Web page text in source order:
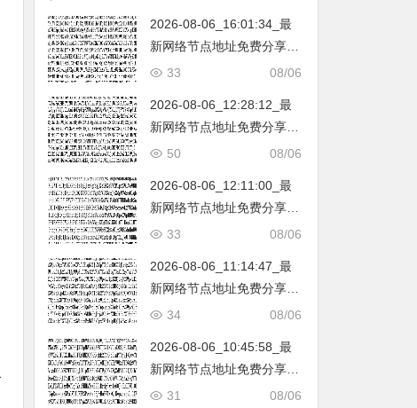
韩国|新加坡|台湾|马来西亚|
…
2026-08-06_16:01:34_最
新网络节点地址免费分享…
不定期更新…开放免费分享
韩国|新加坡|台湾|马来西亚|
…
08/06
33
2026-08-06_12:28:12_最
新网络节点地址免费分享…
不定期更新…开放免费分享
韩国|新加坡|台湾|马来西亚|
…
08/06
50
2026-08-06_12:11:00_最
新网络节点地址免费分享…
不定期更新…开放免费分享
韩国|新加坡|台湾|马来西亚|
…
08/06
33
2026-08-06_11:14:47_最
新网络节点地址免费分享…
不定期更新…开放免费分享
韩国|新加坡|台湾|马来西亚|
…
08/06
34
2026-08-06_10:45:58_最
新网络节点地址免费分享…
不定期更新…开放免费分享
08/06
31